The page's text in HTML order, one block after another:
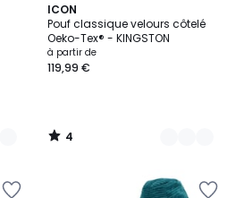
ICON
Pouf classique velours côtelé
Oeko-Tex® - KINGSTON
à partir de
119,99 €
4
/
5
9
Couleurs
4
/